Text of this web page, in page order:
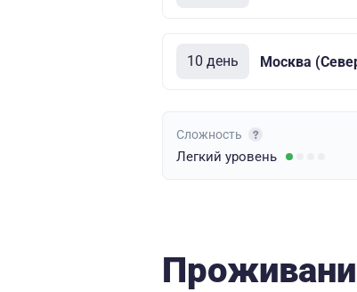
10 день Москва
Сложность
Легкий уровень